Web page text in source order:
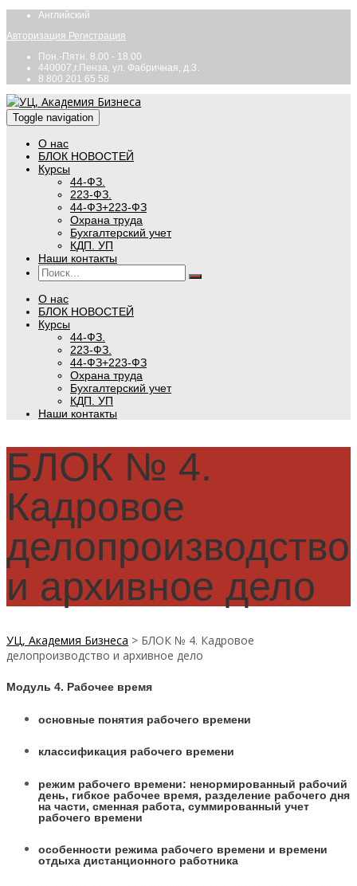
Английский
Авторизация Регистрация
Пон.-Пятн. 8.00 - 18.00
440007,г.Пенза, ул. Фабричная, д.3.
8 800 201 65 58
Toggle navigation
О нас
БЛОК НОВОСТЕЙ
Курсы
44-ФЗ.
223-ФЗ.
44-ФЗ+223-ФЗ
Охрана труда
Бухгалтерский учет
КДП. УП
Наши контакты
О нас
БЛОК НОВОСТЕЙ
Курсы
44-ФЗ.
223-ФЗ.
44-ФЗ+223-ФЗ
Охрана труда
Бухгалтерский учет
КДП. УП
Наши контакты
БЛОК № 4.
Кадровое
делопроизводство
и архивное дело
УЦ, Академия Бизнеса > БЛОК № 4. Кадровое
делопроизводство и архивное дело
Модуль 4. Рабочее время
основные понятия рабочего времени
классификация рабочего времени
режим рабочего времени: ненормированный рабочий
день, гибкое рабочее время, разделение рабочего дня
на части, сменная работа, суммированный учет
рабочего времени
особенности режима рабочего времени и времени
отдыха дистанционного работника